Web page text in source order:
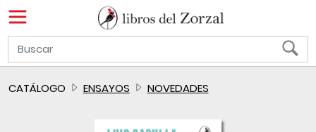
CATÁLOGO ENSAYOS NOVEDADES